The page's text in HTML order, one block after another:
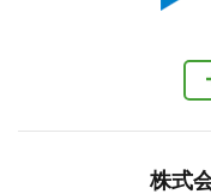
株式